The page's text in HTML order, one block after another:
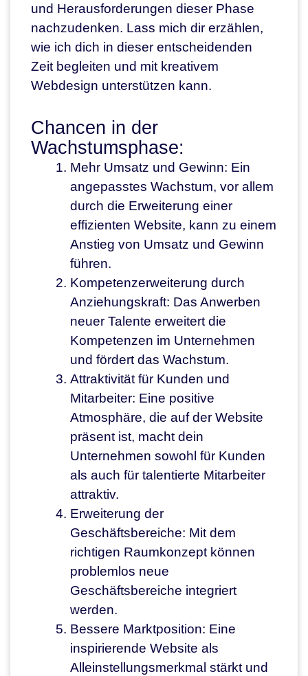
und Herausforderungen dieser Phase
nachzudenken. Lass mich dir erzählen,
wie ich dich in dieser entscheidenden
Zeit begleiten und mit kreativem
Webdesign unterstützen kann.
Chancen in der
Wachstumsphase:
Mehr Umsatz und Gewinn: Ein
angepasstes Wachstum, vor allem
durch die Erweiterung einer
effizienten Website, kann zu einem
Anstieg von Umsatz und Gewinn
führen.
Kompetenzerweiterung durch
Anziehungskraft: Das Anwerben
neuer Talente erweitert die
Kompetenzen im Unternehmen
und fördert das Wachstum.
Attraktivität für Kunden und
Mitarbeiter: Eine positive
Atmosphäre, die auf der Website
präsent ist, macht dein
Unternehmen sowohl für Kunden
als auch für talentierte Mitarbeiter
attraktiv.
Erweiterung der
Geschäftsbereiche: Mit dem
richtigen Raumkonzept können
problemlos neue
Geschäftsbereiche integriert
werden.
Bessere Marktposition: Eine
inspirierende Website als
Alleinstellungsmerkmal stärkt und